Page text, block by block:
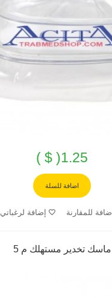
1.25( $ )
اضافة للسلة
اضافة للمقارنة إضافة لرغباتي
ماسك تخدير مستهلك م 5